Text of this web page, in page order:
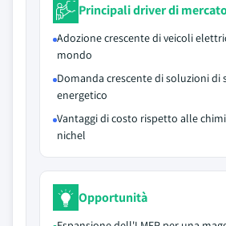
Principali driver di
Adozione crescente di veicoli
mondo
Domanda crescente di soluzioni di
energetico
Vantaggi di costo rispetto alle
nichel
Opportunità